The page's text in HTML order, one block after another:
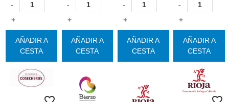
-
+
AÑADIR A
CESTA
-
+
AÑADIR A
CESTA
-
+
AÑADIR A
CESTA
-
+
AÑADIR A
CESTA